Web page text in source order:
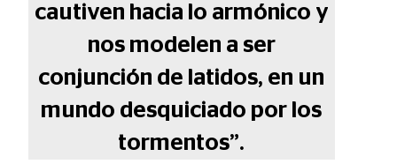
cautiven hacia lo armónico y
nos modelen a ser
conjunción de latidos, en un
mundo desquiciado por los
tormentos”.